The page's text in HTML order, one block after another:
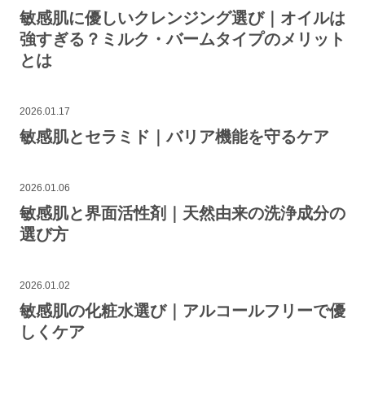
敏感肌に優しいクレンジング選び｜オイルは
強すぎる？ミルク・バームタイプのメリット
とは
2026.01.17
敏感肌とセラミド｜バリア機能を守るケア
2026.01.06
敏感肌と界面活性剤｜天然由来の洗浄成分の
選び方
2026.01.02
敏感肌の化粧水選び｜アルコールフリーで優
しくケア